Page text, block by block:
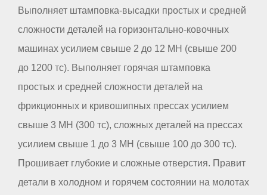
Выполняет штамповка-высадки простых и средней
сложности деталей на горизонтально-ковочных
машинах усилием свыше 2 до 12 МН (свыше 200
до 1200 тс). Выполняет горячая штамповка
простых и средней сложности деталей на
фрикционных и кривошипных прессах усилием
свыше 3 МН (300 тс), сложных деталей на прессах
усилием свыше 1 до 3 МН (свыше 100 до 300 тс).
Прошивает глубокие и сложные отверстия. Правит
детали в холодном и горячем состоянии на молотах